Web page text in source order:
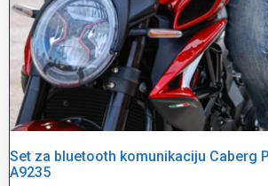
Set za bluetooth komunikaciju Caberg
A9235